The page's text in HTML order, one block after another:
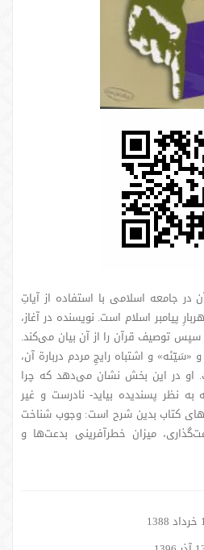
جامعه اسلامی با استفاده از آیاتِ
پیامبر اسلام است. نویسنده در آغاز،
توصیف قرآن را از آن بیان می‌کند.
و اشتباه رایجِ مردم دربارة آن،
در این بخش نشان می‌دهد که چرا
نظر پسندیده بیاید- نادرست و غیر
کتاب بدین شرح است: وجوب شناخت
میزان خطرآفرینی بدعت‌ها و